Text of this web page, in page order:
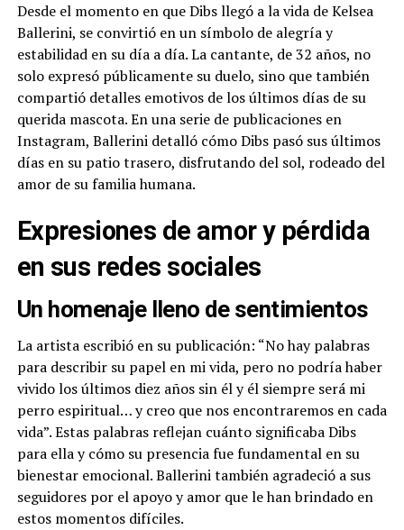
Desde el momento en que Dibs llegó a la vida de Kelsea
Ballerini, se convirtió en un símbolo de alegría y
estabilidad en su día a día. La cantante, de 32 años, no
solo expresó públicamente su duelo, sino que también
compartió detalles emotivos de los últimos días de su
querida mascota. En una serie de publicaciones en
Instagram, Ballerini detalló cómo Dibs pasó sus últimos
días en su patio trasero, disfrutando del sol, rodeado del
amor de su familia humana.
Expresiones de amor y pérdida
en sus redes sociales
Un homenaje lleno de sentimientos
La artista escribió en su publicación: “No hay palabras
para describir su papel en mi vida, pero no podría haber
vivido los últimos diez años sin él y él siempre será mi
perro espiritual… y creo que nos encontraremos en cada
vida”. Estas palabras reflejan cuánto significaba Dibs
para ella y cómo su presencia fue fundamental en su
bienestar emocional. Ballerini también agradeció a sus
seguidores por el apoyo y amor que le han brindado en
estos momentos difíciles.